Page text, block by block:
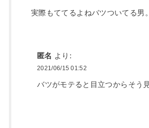
実際もててるよねバツついてる男。
匿名 より:
2021/06/15 01:52
バツがモテると目立つからそう